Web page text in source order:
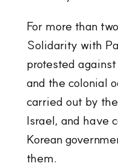
For more than
Solidarity with
protested
and the colonial
carried out by
Israel, and have
Korean
them.